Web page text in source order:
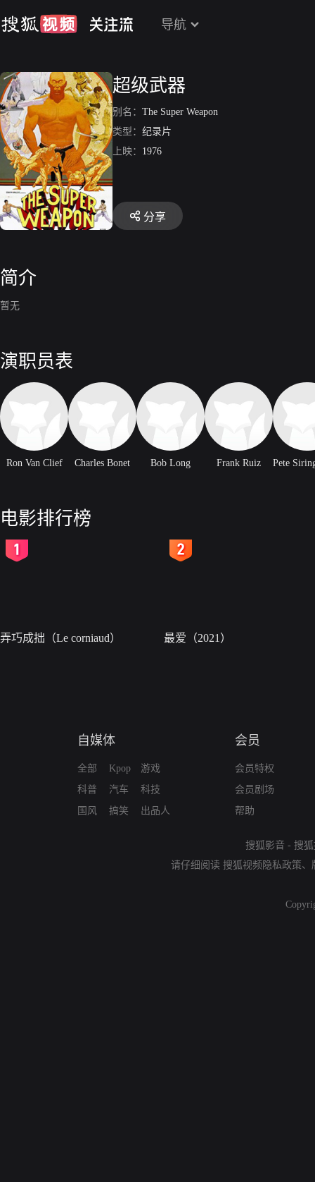
导航
超级武器
别名： The Super Weapon
类型： 纪录片
上映： 1976
分享
简介
暂无
演职员表
Ron Van Clief Charles Bonet Bob Long Frank Ruiz Pete
电影排行榜
弄巧成拙（Le corniaud） 最爱（2021）
自媒体
全部
科普
国风
Kpop
汽车
搞笑
游戏
科技
出品人
会员
会员特权
会员剧场
帮助
搜狐影音 - 搜
请仔细阅读 搜狐视频隐私政策、